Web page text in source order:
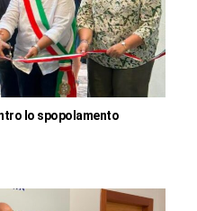
lo spopolamento